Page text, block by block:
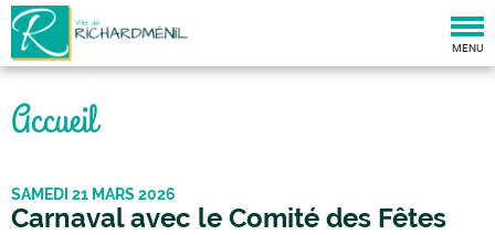
MENU
Accueil
SAMEDI 21 MARS 2026
Carnaval avec le Comité des Fêtes